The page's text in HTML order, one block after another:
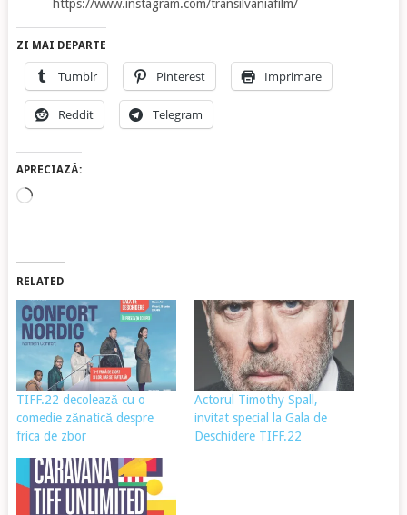
https://www.instagram.com/transilvaniafilm/
ZI MAI DEPARTE
Tumblr Pinterest Imprimare
Reddit Telegram
APRECIAZĂ:
Încarc...
RELATED
TIFF.22 decolează cu o
comedie zănatică despre
frica de zbor
Actorul Timothy Spall,
invitat special la Gala de
Deschidere TIFF.22